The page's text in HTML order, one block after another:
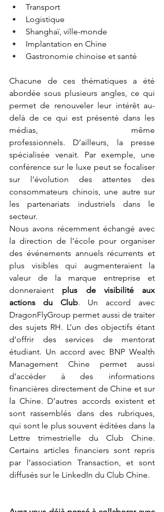
Transport
Logistique
Shanghaï, ville-monde
Implantation en Chine
Gastronomie chinoise et santé
Chacune de ces thématiques a été
abordée sous plusieurs angles, ce qui
permet de renouveler leur intérêt au-
delà de ce qui est présenté dans les
médias, même
professionnels.
D’ailleurs, la presse
spécialisée venait. Par exemple, une
conférence sur le luxe peut se focaliser
sur l’évolution des attentes des
consommateurs chinois, une autre sur
les partenariats industriels dans le
secteur.
Nous avons récemment échangé avec
la direction de l’école pour organiser
des événements annuels récurrents et
plus visibles qui augmenteraient la
valeur de la marque entreprise et
donneraient
plus de visibilité aux
actions du Club. Un accord
avec
DragonFlyGroup permet aussi de traiter
des sujets RH. L’un des objectifs étant
d’offrir des services
de mentorat
étudiant. Un accord avec BNP Wealth
Management Chine permet aussi
d’accéder à des informations
financières directement de Chine et sur
la Chine. D’autres accords existent et
sont rassemblés dans des rubriques,
qui sont le plus souvent éditées dans la
Lettre trimestrielle du Club Chine.
Certains articles financiers sont repris
par l’association Transaction, et sont
diffusés sur le LinkedIn du Club Chine.